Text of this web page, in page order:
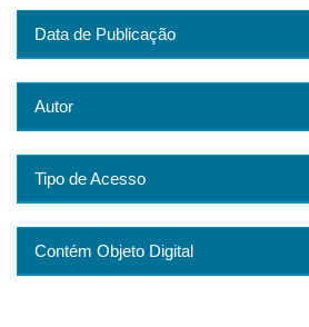
Data de Publicação
Autor
Tipo de Acesso
Contém Objeto Digital